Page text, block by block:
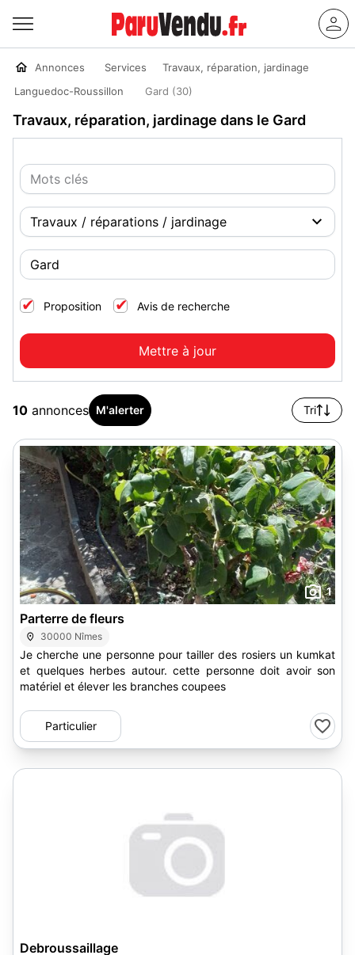
Annonces Services
Travaux, réparation, jardinage
Languedoc-Roussillon
Gard (30)
Travaux, réparation, jardinage dans le Gard
Proposition Avis de recherche
10 annonces M'alerter Tri
1
Parterre de fleurs
30000 Nîmes
Je cherche une personne pour tailler des rosiers un kumkat
et quelques herbes autour. cette personne doit avoir son
matériel et élever les branches coupees
Particulier
Debroussaillage